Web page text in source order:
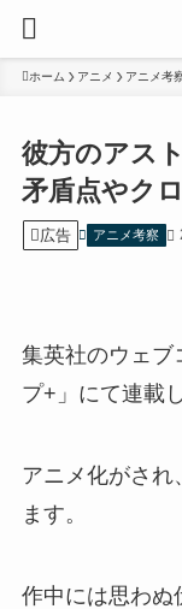
ホーム アニメ アニメ考
彼方のアス
矛盾点やク
広告 アニメ考察
集英社のウェブ
プ+」にて連載
アニメ化がされ
ます。
作中には思わぬ